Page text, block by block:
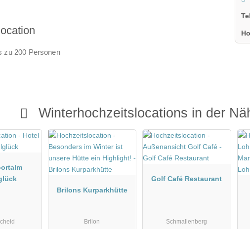
zu 200 Personen
Winterhochzeitslocations in der
Brilons Kurparkhütte
Brilon
Golf Café Restaurant
Schmallenberg